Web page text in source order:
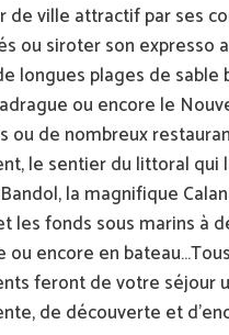
de ville attractif par ses
ou siroter son expresso
longues plages de sable
ou encore le
ou de nombreux
le sentier du littoral qui
la magnifique
les fonds sous marins à
ou encore en
feront de votre séjour
de découverte et